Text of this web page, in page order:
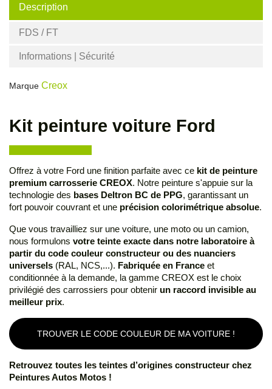
Description
FDS / FT
Informations | Sécurité
Marque Creox
Kit peinture voiture Ford
Offrez à votre Ford une finition parfaite avec ce kit de peinture
premium carrosserie CREOX. Notre peinture s'appuie sur la
technologie des bases Deltron BC de PPG, garantissant un
fort pouvoir couvrant et une précision colorimétrique absolue.
Que vous travailliez sur une voiture, une moto ou un camion,
nous formulons votre teinte exacte dans notre laboratoire à
partir du code couleur constructeur ou des nuanciers
universels (RAL, NCS,...). Fabriquée en France et
conditionnée à la demande, la gamme CREOX est le choix
privilégié des carrossiers pour obtenir un raccord invisible au
meilleur prix.
TROUVER LE CODE COULEUR DE MA VOITURE !
Retrouvez toutes les teintes d’origines constructeur chez
Peintures Autos Motos !